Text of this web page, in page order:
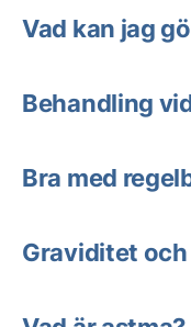
Vad kan jag
Behandling
Bra med
Graviditet